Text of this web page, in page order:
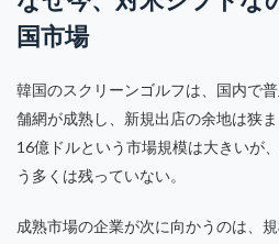
国市場
韓国のスクリーンゴルフは、国内で
舗網が成熟し、新規出店の余地は狭
16億ドルという市場規模は大きいが
う多くは残っていない。
成熟市場の企業が次に向かうのは、